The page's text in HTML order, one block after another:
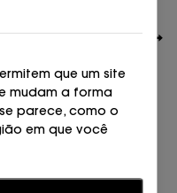
C1O BREEZY AZUL
que um site
mudam a forma
parece, como o
em que você